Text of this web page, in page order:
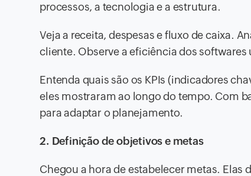
processos, a tecnologia e a estrutura.
Veja a receita, despesas e fluxo de caixa.
cliente. Observe a eficiência dos
Entenda quais são os KPIs (indicadores
eles mostraram ao longo do tempo. Com
para adaptar o planejamento.
2. Definição de objetivos e metas
Chegou a hora de estabelecer metas. Elas